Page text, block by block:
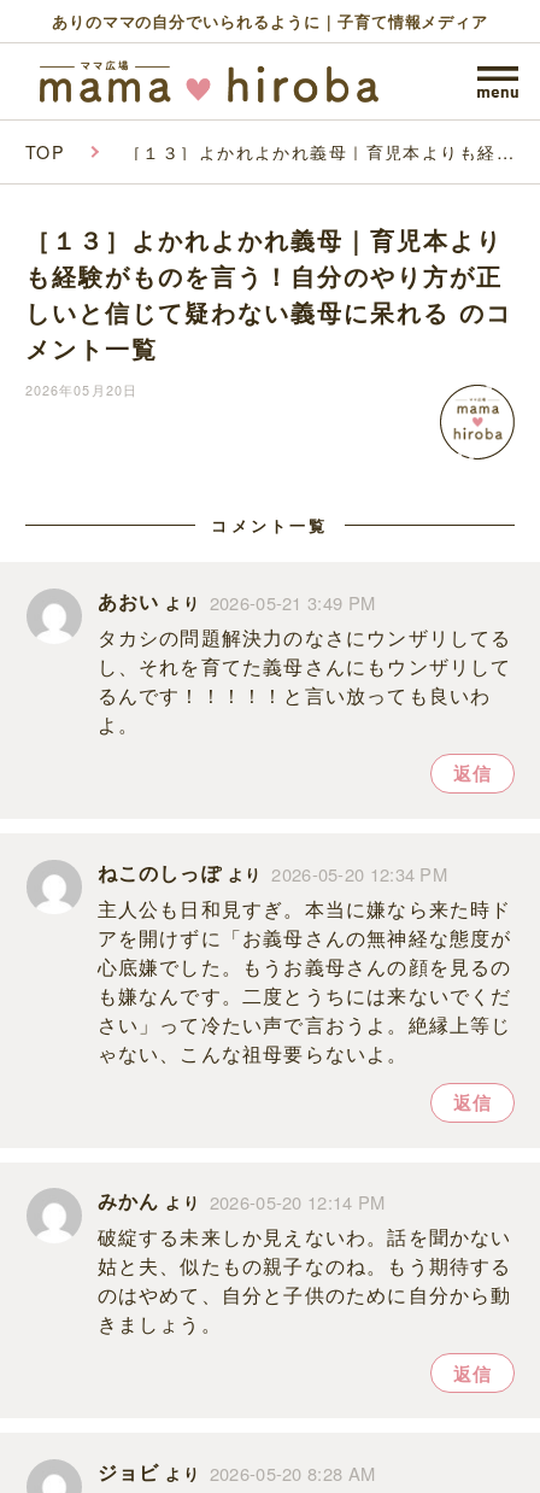
ありのママの自分でいられるように｜子育て情報メディア
TOP ［１３］よかれよかれ義母｜育児本よりも経験
疑わない義母に呆れる
［１３］よかれよかれ義母｜育児本より
も経験がものを言う！自分のやり方が正
しいと信じて疑わない義母に呆れる のコ
メント一覧
2026年05月20日
コメント一覧
あおい より 2026-05-21 3:49 PM
タカシの問題解決力のなさにウンザリしてる
し、それを育てた義母さんにもウンザリして
るんです！！！！！と言い放っても良いわ
よ。
返信
ねこのしっぽ より 2026-05-20 12:34 PM
主人公も日和見すぎ。本当に嫌なら来た時ド
アを開けずに「お義母さんの無神経な態度が
心底嫌でした。もうお義母さんの顔を見るの
も嫌なんです。二度とうちには来ないでくだ
さい」って冷たい声で言おうよ。絶縁上等じ
ゃない、こんな祖母要らないよ。
返信
みかん より 2026-05-20 12:14 PM
破綻する未来しか見えないわ。話を聞かない
姑と夫、似たもの親子なのね。もう期待する
のはやめて、自分と子供のために自分から動
きましょう。
返信
ジョビ より 2026-05-20 8:28 AM